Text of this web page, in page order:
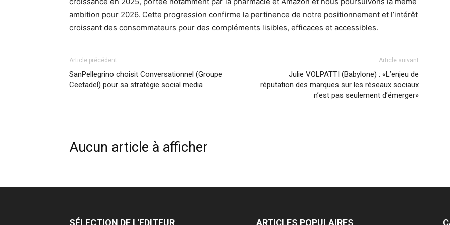
ambition pour 2026. Cette progression confirme la pertinence de notre positionnement et l’intérêt
croissant des consommateurs pour des compléments lisibles, efficaces et accessibles.
Article précédent
SanPellegrino choisit Conversationnel (Groupe
Ceetadel) pour sa stratégie social media
Article suivant
Julie VOLPATTI (Babylone) : «L’enjeu de
réputation des marques sur les réseaux sociaux
n’est pas seulement d’émerger»
Aucun article à afficher
SÉLECTION DE L'EDITEUR ARTICLES POPULAIRES